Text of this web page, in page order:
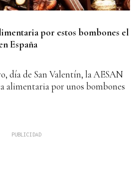
por estos bombones el
España
día de San Valentín, la AESAN
alimentaria por unos bombones